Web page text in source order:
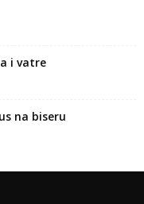
i vatre
na biseru